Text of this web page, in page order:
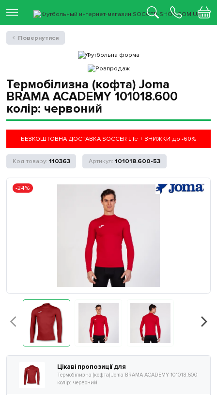
Термобілизна (кофта) Joma
BRAMA ACADEMY 101018.600
колір: червоний
БЕЗКОШТОВНА ДОСТАВКА SOCCER Life + ЗНИЖКИ до -60%
110363 101018.600-53
-24%
Цікаві пропозиції для
Термобілизна (кофта) Joma BRAMA ACADEMY 101018.600
колір: червоний
Повернутися